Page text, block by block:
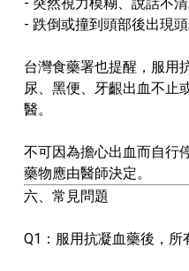
- 跌倒或撞到頭部後出現
台灣食藥署也提醒，服用
尿、黑便、牙齦出血不止
醫。
不可因為擔心出血而自行
藥物應由醫師決定。
六、常見問題
Q1：服用抗凝血藥後，所